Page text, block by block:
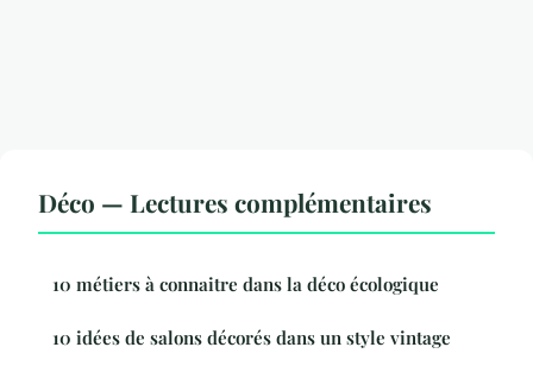
Déco — Lectures complémentaires
10 métiers à connaitre dans la déco écologique
10 idées de salons décorés dans un style vintage